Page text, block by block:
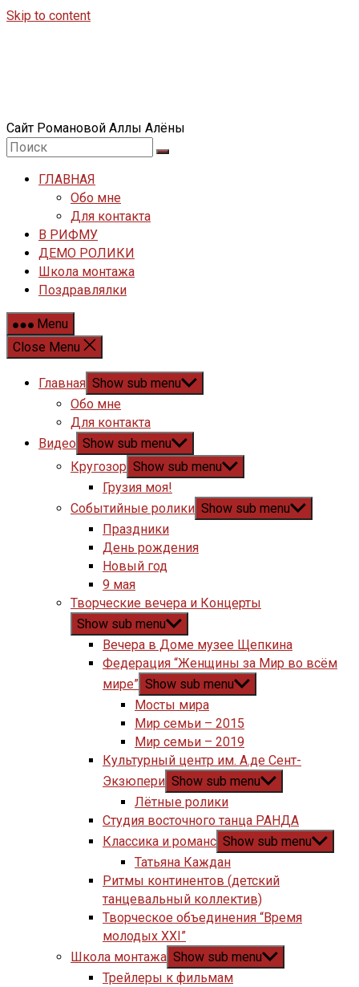
Skip to content
Сайт Романовой Аллы Алёны
ГЛАВНАЯ
Обо мне
Для контакта
В РИФМУ
ДЕМО РОЛИКИ
Школа монтажа
Поздравлялки
Menu
Close Menu
Главная Show sub menu
Обо мне
Для контакта
Видео Show sub menu
Кругозор Show sub menu
Грузия моя!
Событийные ролики Show sub menu
Праздники
День рождения
Новый год
9 мая
Творческие вечера и Концерты
Show sub menu
Вечера в Доме музее Щепкина
Федерация “Женщины за Мир во всём
мире” Show sub menu
Мосты мира
Мир семьи – 2015
Мир семьи – 2019
Культурный центр им. А.де Сент-
Экзюпери Show sub menu
Лётные ролики
Студия восточного танца РАНДА
Классика и романс Show sub menu
Татьяна Каждан
Ритмы континентов (детский
танцевальный коллектив)
Творческое объединения “Время
молодых XXI”
Школа монтажа Show sub menu
Трейлеры к фильмам